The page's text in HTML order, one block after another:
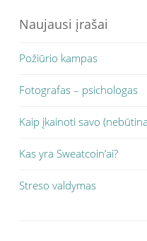
Naujausi įrašai
Požiūrio kampas
Fotografas – psichologas
Kaip įkainoti savo
Kas yra Sweatcoin’ai?
Streso valdymas